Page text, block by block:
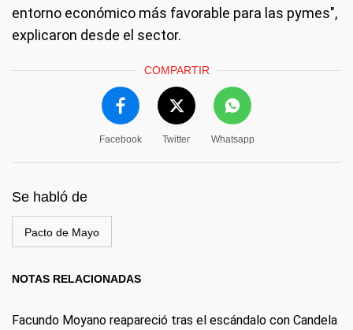
entorno económico más favorable para las pymes",
explicaron desde el sector.
COMPARTIR
Facebook Twitter Whatsapp
Se habló de
Pacto de Mayo
NOTAS RELACIONADAS
Facundo Moyano reapareció tras el escándalo con Candela